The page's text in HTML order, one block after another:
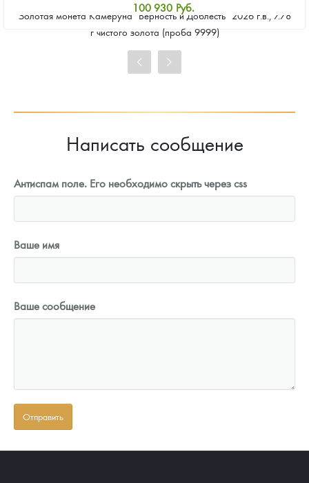
Золотая монета Камеруна "Верность и Доблесть" 2026 г.в., 7.78
г чистого золота (проба 9999)
100 930 Руб.
Стандартная цена
Цена выкупа
Написать сообщение
Антиспам поле. Его необходимо скрыть через css
Ваше имя
Ваше сообщение